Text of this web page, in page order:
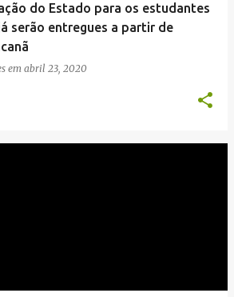
do Estado para os estudantes
serão entregues a partir de
em abril 23, 2020